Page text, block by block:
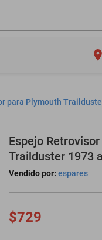
para Plymouth
Espejo
Trailduster 1973
Vendido por: espares
$729